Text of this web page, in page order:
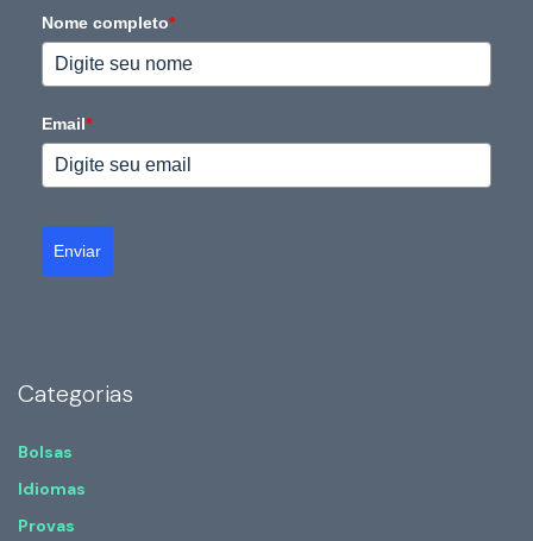
Nome completo*
Email*
Enviar
Categorias
Bolsas
Idiomas
Provas